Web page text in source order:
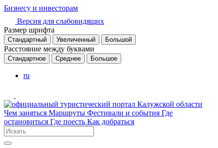
Бизнесу и инвесторам
Версия для слабовидящих
Размер шрифта
Стандартный Увеличенный Большой
Расстояние между буквами
Стандартное Среднее Большое
ru
Чем заняться Маршруты Фестивали и события Где
остановиться Где поесть Как добраться